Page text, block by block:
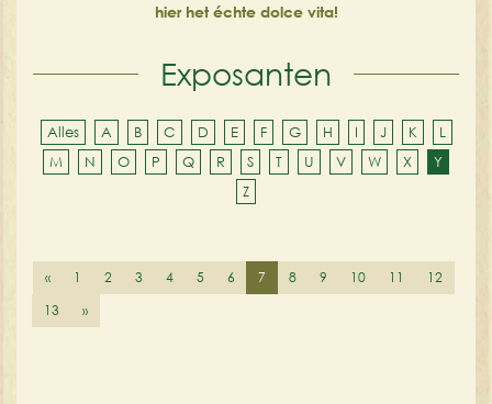
hier het échte dolce vita!
Exposanten
Alles A B C D E F G H I J K
L
M
N O P Q R S T U V W X
Y
Z
« 1 2 3 4 5 6 7 8 9 10 11
12
13
»